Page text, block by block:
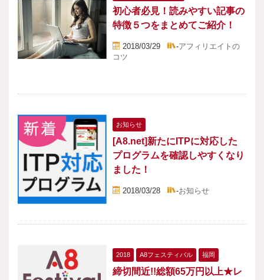
初心者必見！読みやすい記事の
特徴５つをまとめてご紹介！
2018/03/29 -アフィリエイトの
コツ
お知らせ
[A8.net]新たにITPに対応した
プログラムを確認しやすくなり
ました！
2018/03/28 -お知らせ
2018 A8フェスティバル 福岡
締切間近!!総額65万円以上★レ